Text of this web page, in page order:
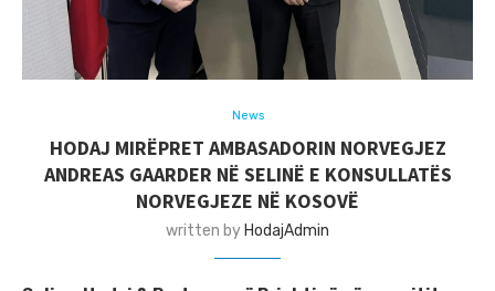
News
HODAJ MIRËPRET AMBASADORIN NORVEGJEZ
ANDREAS GAARDER NË SELINË E KONSULLATËS
NORVEGJEZE NË KOSOVË
written byHodajAdmin